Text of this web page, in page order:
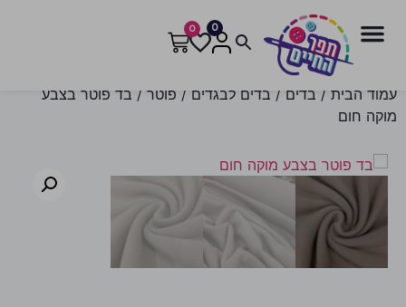
0
0
עמוד הבית / בדים / בדים לבגדים / פוטר / בד פוטר בצבע
מוקה חום